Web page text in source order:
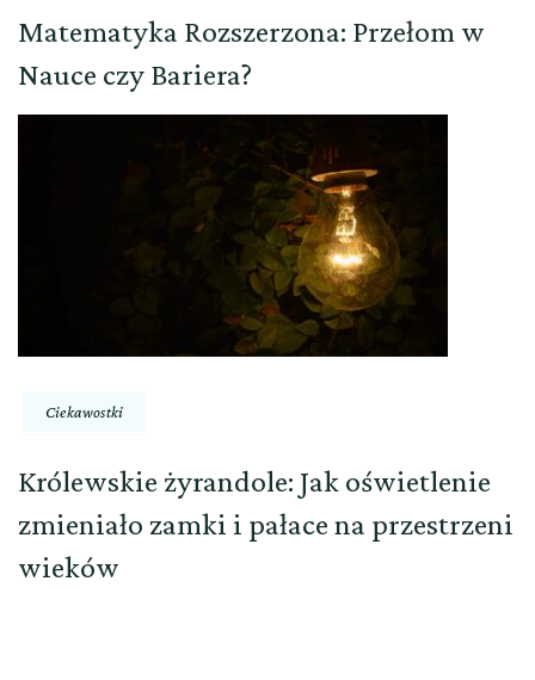
Matematyka Rozszerzona: Przełom w
Nauce czy Bariera?
Ciekawostki
Królewskie żyrandole: Jak oświetlenie
zmieniało zamki i pałace na przestrzeni
wieków